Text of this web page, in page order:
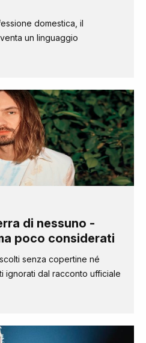
domestica, il
un linguaggio
di nessuno -
poco considerati
senza copertine né
ignorati dal racconto ufficiale